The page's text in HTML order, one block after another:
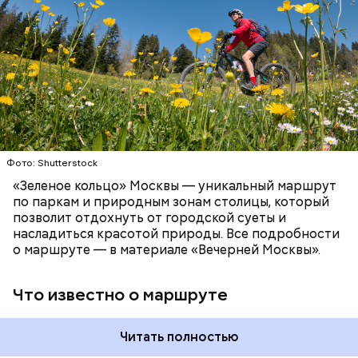
Фото: Shutterstock
«Зеленое кольцо» Москвы — уникальный маршрут
по паркам и природным зонам столицы, который
позволит отдохнуть от городской суеты и
насладиться красотой природы. Все подробности
о маршруте — в материале «Вечерней Москвы».
Что известно о маршруте
Протяженность такого маршрута составит 120
километров:
Читать полностью
СПОРТ ОТДЫХ
ВЕЛОСИПЕДЫ
САМОКАТЫ
МОСКВА
Патриаршие пруды
Бегемота, который предостерегает от разговоров
с незнакомцами.